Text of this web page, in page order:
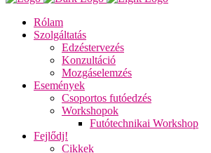
Rólam
Szolgáltatás
Edzéstervezés
Konzultáció
Mozgáselemzés
Események
Csoportos futóedzés
Workshopok
Futótechnikai Workshop
Fejlődj!
Cikkek